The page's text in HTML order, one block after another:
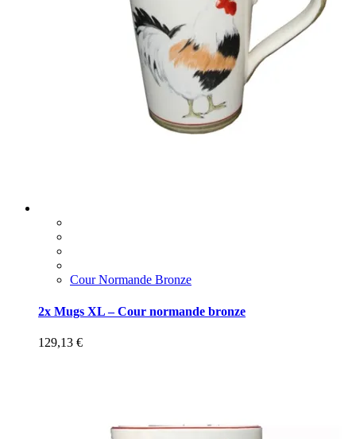
Cour Normande Bronze
2x Mugs XL – Cour normande bronze
129,13 €